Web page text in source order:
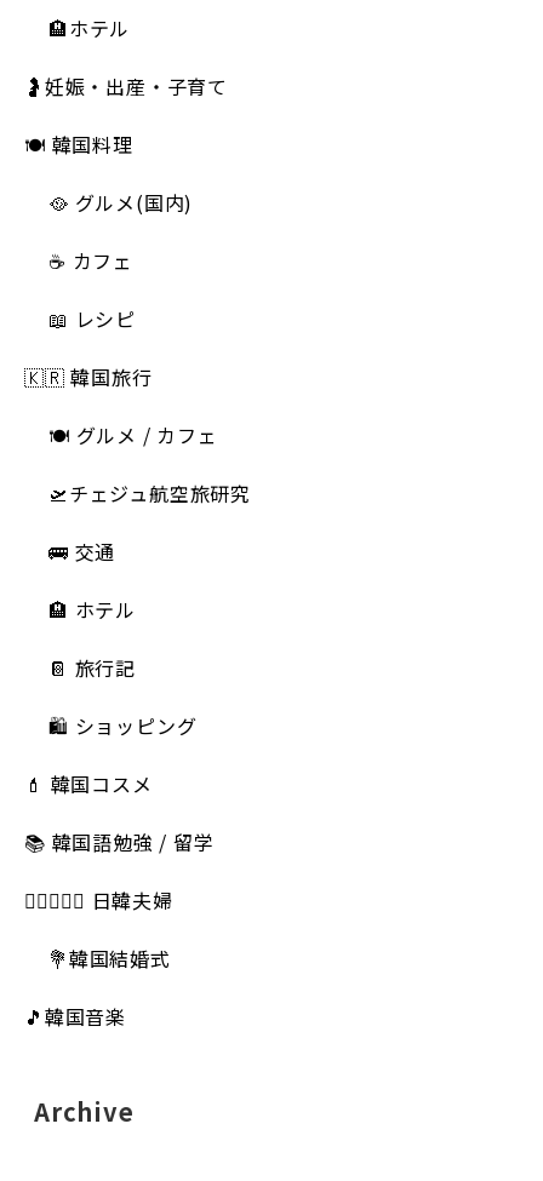
🏨ホテル
🤰妊娠・出産・子育て
🍽 韓国料理
🥘 グルメ(国内)
☕️ カフェ
📖 レシピ
🇰🇷 韓国旅行
🍽 グルメ / カフェ
🛫チェジュ航空旅研究
🚌 交通
🏨 ホテル
📔 旅行記
🛍️ ショッピング
💄 韓国コスメ
📚 韓国語勉強 / 留学
👩🏻‍❤️‍👨🏻 日韓夫婦
💐韓国結婚式
🎵韓国音楽
Archive